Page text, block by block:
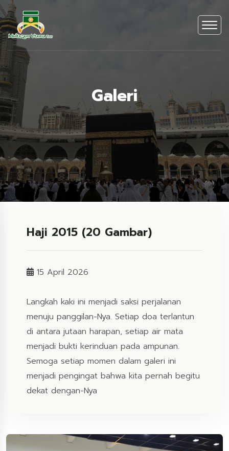
Galeri
Haji 2015 (20 Gambar)
15 April 2026
Langkah kaki ini menjadi saksi perjalanan
menuju panggilan-Nya. Setiap doa terlantun
di antara jutaan harapan, setiap air mata
menjadi bukti kerinduan pada ampunan.
Semoga setiap momen dalam galeri ini
menjadi pengingat bahwa kita pernah begitu
dekat dengan-Nya